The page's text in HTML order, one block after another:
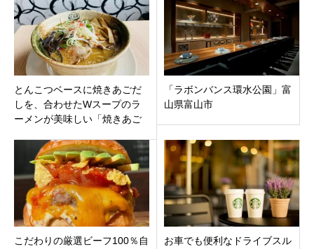
とんこつベースに焼きあごだ
しを、合わせたWスープのラ
ーメンが美味しい「焼きあご
「ラボンバンス環水公園」富
山県富山市
こだわりの厳選ビーフ100％自
お車でも便利なドライブスル